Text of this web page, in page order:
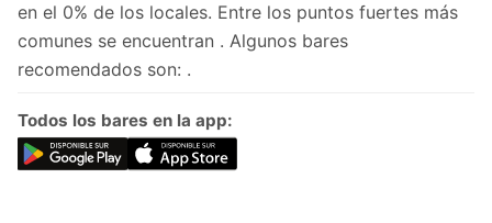
en el 0% de los locales. Entre los puntos fuertes más
comunes se encuentran . Algunos bares
recomendados son: .
Todos los bares en la app: